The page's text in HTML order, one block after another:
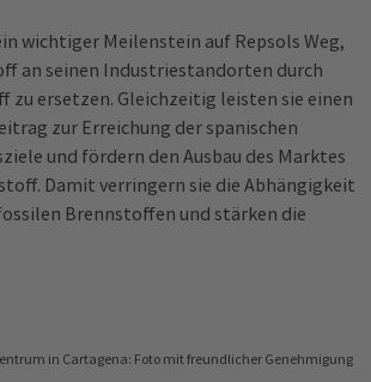
wichtiger Meilenstein auf Repsols Weg,
an seinen Industriestandorten durch
zu ersetzen. Gleichzeitig leisten sie einen
zur Erreichung der spanischen
und fördern den Ausbau des Marktes
Damit verringern sie die Abhängigkeit
Brennstoffen und stärken die
in Cartagena: Foto mit freundlicher Genehmigung